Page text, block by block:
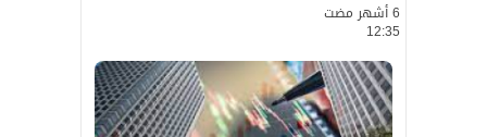
6 أشهر مضت
12:35